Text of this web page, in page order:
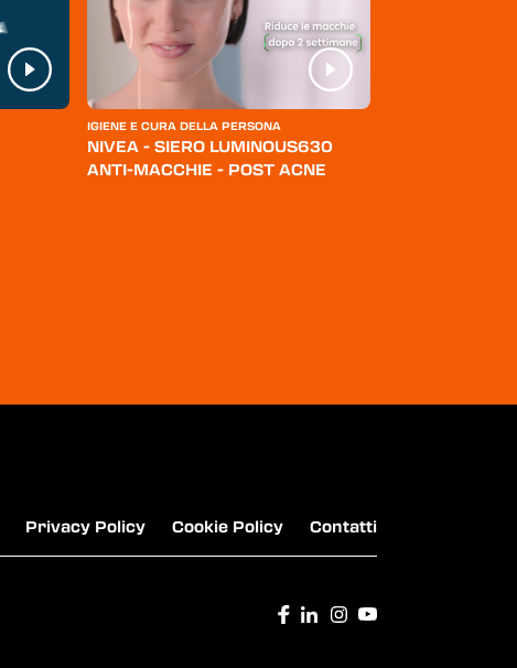
GENERALI ASSICURAZIONI - SCEGLI COL
CUORE PER CHI AMI
IGIENE E CURA DELLA PERSONA
NIVEA - SIERO LUMINOUS630
ANTI-MACCHIE - POST ACNE
Privacy Policy Cookie Policy Contatti